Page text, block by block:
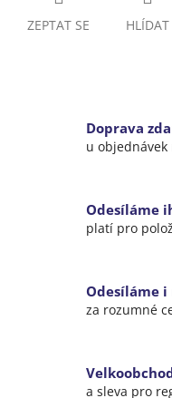
ZEPTAT SE HLÍDAT
Doprava
u objednávek
Odesíláme
platí pro
Odesíláme i
za rozumné
a sleva pro